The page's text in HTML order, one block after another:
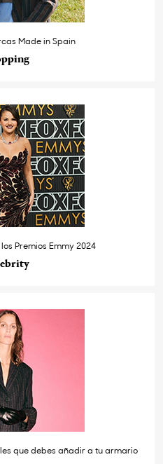
Made in Spain
Premios Emmy 2024
que debes añadir a tu armario